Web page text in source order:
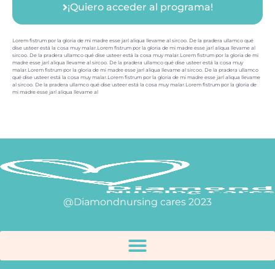
¡Quiero acceder al programa!
Lorem fistrum por la gloria de mi madre esse jarl aliqua llevame al sircoo. De la pradera ullamco qué
dise usteer está la cosa muy malar.Lorem fistrum por la gloria de mi madre esse jarl aliqua llevame al
sircoo. De la pradera ullamco qué dise usteer está la cosa muy malar.Lorem fistrum por la gloria de mi
madre esse jarl aliqua llevame al sircoo. De la pradera ullamco qué dise usteer está la cosa muy
malar.Lorem fistrum por la gloria de mi madre esse jarl aliqua llevame al sircoo. De la pradera ullamco
qué dise usteer está la cosa muy malar.Lorem fistrum por la gloria de mi madre esse jarl aliqua llevame
al sircoo. De la pradera ullamco qué dise usteer está la cosa muy malar.Lorem fistrum por la gloria de
mi madre esse jarl aliqua llevame al
@Diamondnursing cares 2023